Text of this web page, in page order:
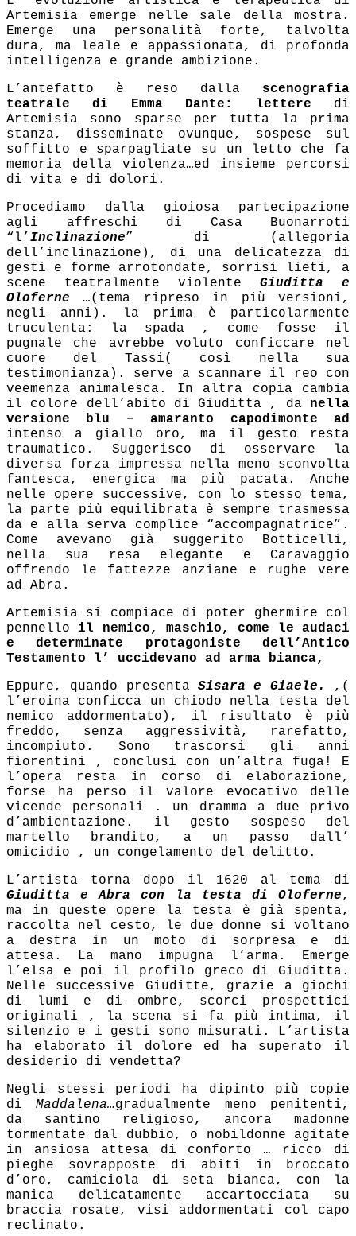
Artemisia emerge nelle sale della mostra.
Emerge una personalità forte, talvolta
dura, ma leale e appassionata, di profonda
intelligenza e grande ambizione.
L’antefatto è reso dalla scenografia
teatrale di Emma Dante: lettere di
Artemisia sono sparse per tutta la prima
stanza, disseminate ovunque, sospese sul
soffitto e sparpagliate su un letto che fa
memoria della violenza…ed insieme percorsi
di vita e di dolori.
Procediamo dalla gioiosa partecipazione
agli affreschi di Casa Buonarroti
“l’ Inclinazione” di (allegoria
dell’inclinazione), di una delicatezza di
gesti e forme arrotondate, sorrisi lieti, a
scene teatralmente violente Giuditta e
Oloferne …(tema ripreso in più versioni,
negli anni). la prima è particolarmente
truculenta: la spada , come fosse il
pugnale che avrebbe voluto conficcare nel
cuore del Tassi( così nella sua
testimonianza). serve a scannare il reo con
veemenza animalesca. In altra copia cambia
il colore dell’abito di Giuditta , da nella
versione blu – amaranto capodimonte ad
intenso a giallo oro, ma il gesto resta
traumatico. Suggerisco di osservare la
diversa forza impressa nella meno sconvolta
fantesca, energica ma più pacata. Anche
nelle opere successive, con lo stesso tema,
la parte più equilibrata è sempre trasmessa
da e alla serva complice “accompagnatrice”.
Come avevano già suggerito Botticelli,
nella sua resa elegante e Caravaggio
offrendo le fattezze anziane e rughe vere
ad Abra.
Artemisia si compiace di poter ghermire col
pennello il nemico, maschio, come le audaci
e determinate protagoniste dell’Antico
Testamento l’ uccidevano ad arma bianca,
Eppure, quando presenta Sisara e Giaele.
,(
l’eroina conficca un chiodo nella testa del
nemico addormentato), il risultato è più
freddo, senza aggressività, rarefatto,
incompiuto. Sono trascorsi gli anni
fiorentini , conclusi con un’altra fuga! E
l’opera resta in corso di elaborazione,
forse ha perso il valore evocativo delle
vicende personali . un dramma a due privo
d’ambientazione. il gesto sospeso del
martello brandito, a un passo dall’
omicidio
, un congelamento del delitto.
L’artista torna dopo il 1620 al tema di
Giuditta e Abra con la testa di Oloferne,
ma in queste opere la testa è già spenta,
raccolta nel cesto, le due donne si voltano
a destra in un moto di sorpresa e di
attesa. La mano impugna l’arma. Emerge
l’elsa e poi il profilo greco di Giuditta.
Nelle successive Giuditte, grazie a giochi
di lumi e di ombre, scorci prospettici
originali , la scena si fa più intima, il
silenzio e i gesti sono misurati. L’artista
ha elaborato il dolore ed ha superato il
desiderio di vendetta?
Negli stessi periodi ha dipinto più copie
diMaddalena…gradualmente meno penitenti,
da santino religioso, ancora madonne
tormentate dal dubbio, o nobildonne agitate
in ansiosa attesa di conforto … ricco di
pieghe sovrapposte di abiti in broccato
d’oro, camiciola di seta bianca, con la
manica delicatamente accartocciata su
braccia rosate, visi addormentati col capo
reclinato.